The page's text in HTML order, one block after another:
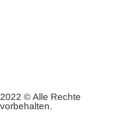
2022 © Alle Rechte
vorbehalten.